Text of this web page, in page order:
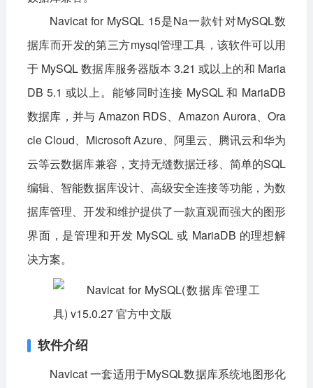
主题美化
生活实用 运动健康
电脑软件
图形图像 媒体软件 行业软件
安全软件 游戏娱乐 聊天软件
教育教学
Navicat for MySQL 15是Na一款针对MySQL数
据库而开发的第三方mysql管理工具，该软件可以用
于 MySQL 数据库服务器版本 3.21 或以上的和 Maria
DB 5.1 或以上。能够同时连接 MySQL 和 MariaDB
数据库，并与 Amazon RDS、Amazon Aurora、Ora
cle Cloud、Microsoft Azure、阿里云、腾讯云和华为
云等云数据库兼容，支持无缝数据迁移、简单的SQL
编辑、智能数据库设计、高级安全连接等功能，为数
据库管理、开发和维护提供了一款直观而强大的图形
界面，是管理和开发 MySQL 或 MariaDB 的理想解
决方案。
软件介绍
Navicat 一套适用于MySQL数据库系统地图形化